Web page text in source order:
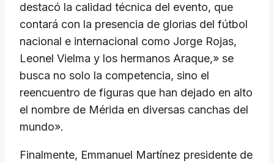
destacó la calidad técnica del evento, que
contará con la presencia de glorias del fútbol
nacional e internacional como Jorge Rojas,
Leonel Vielma y los hermanos Araque,» se
busca no solo la competencia, sino el
reencuentro de figuras que han dejado en alto
el nombre de Mérida en diversas canchas del
mundo».
Finalmente, Emmanuel Martínez presidente de